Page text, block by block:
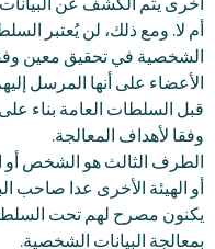
أخرى يتم الكشف عن
أم لا. ومع ذلك، لن يُعتبر
الشخصية في تحقيق معين وفقا
الأعضاء على أنها المرسل
قبل السلطات العامة بناء
وفقا لأهداف المعالجة.
الطرف الثالث هو الشخص أو
أو الهيئة الأخرى عدا صاحب
يكنون مصرح لهم تحت السلطة
بمعالجة البيانات الشخصية.